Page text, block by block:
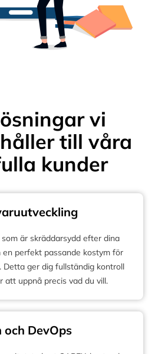
vi
till våra
kunder
är skräddarsydd efter dina
en perfekt passande kostym för
Detta ger dig fullständig kontroll
att uppnå precis vad du vill.
och DevOps